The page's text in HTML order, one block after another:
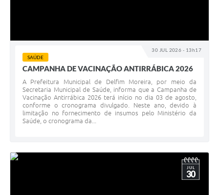
30 JUL 2026 - 13h17
SAÚDE
CAMPANHA DE VACINAÇÃO ANTIRRÁBICA 2026
A Prefeitura Municipal de Delfim Moreira, por meio da
Secretaria Municipal de Saúde, informa que a Campanha de
Vacinação Antirrábica 2026 terá início no dia 03 de agosto,
conforme o cronograma divulgado. Neste ano, devido à
limitação no fornecimento de insumos pelo Ministério da
Saúde, o cronograma da...
JUL
30